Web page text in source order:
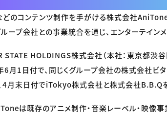
どのコンテンツ制作を手がける株式会社
ループ会社との事業統合を通じ、エンターテイン
HOLDINGS株式会社（本社：東京都渋谷
月1日付で、同じくグループ会社の株式会社ビタ
4月末日付でiTokyo株式会社と株式会社B.B.Q
は既存のアニメ制作・音楽レーベル・映像事